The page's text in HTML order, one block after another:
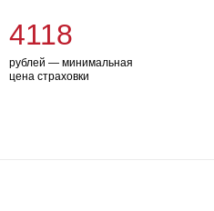
4118
рублей — минимальная
цена страховки